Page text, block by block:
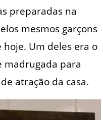
preparadas na
mesmos garçons
Um deles era o
madrugada para
atração da casa.